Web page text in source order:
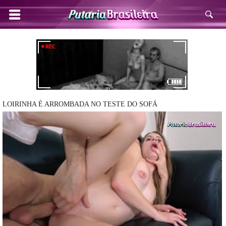
LOIRINHA É ARROMBADA NO TESTE DO SOFÁ